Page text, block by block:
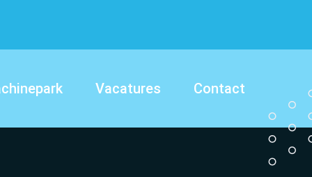
Vacatures Contact